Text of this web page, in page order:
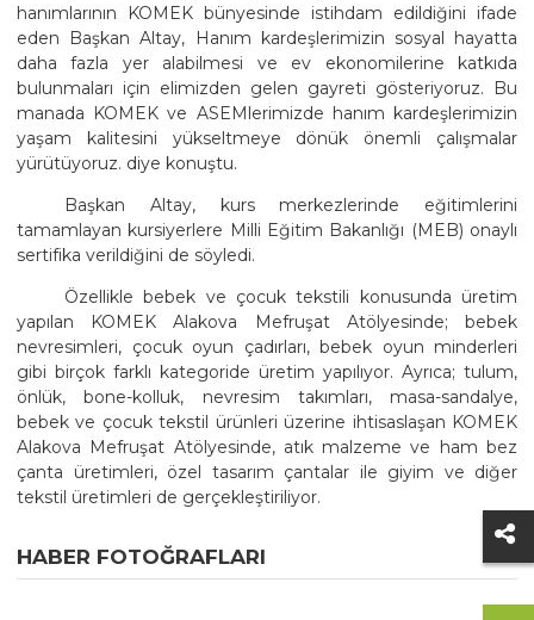
hanımlarının KOMEK bünyesinde istihdam edildiğini ifade
eden Başkan Altay, Hanım kardeşlerimizin sosyal hayatta
daha fazla yer alabilmesi ve ev ekonomilerine katkıda
bulunmaları için elimizden gelen gayreti gösteriyoruz. Bu
manada KOMEK ve ASEMlerimizde hanım kardeşlerimizin
yaşam kalitesini yükseltmeye dönük önemli çalışmalar
yürütüyoruz. diye konuştu.
Başkan Altay, kurs merkezlerinde eğitimlerini
tamamlayan kursiyerlere Milli Eğitim Bakanlığı (MEB) onaylı
sertifika verildiğini de söyledi.
Özellikle bebek ve çocuk tekstili konusunda üretim
yapılan KOMEK Alakova Mefruşat Atölyesinde; bebek
nevresimleri, çocuk oyun çadırları, bebek oyun minderleri
gibi birçok farklı kategoride üretim yapılıyor. Ayrıca; tulum,
önlük, bone-kolluk, nevresim takımları, masa-sandalye,
bebek ve çocuk tekstil ürünleri üzerine ihtisaslaşan KOMEK
Alakova Mefruşat Atölyesinde, atık malzeme ve ham bez
çanta üretimleri, özel tasarım çantalar ile giyim ve diğer
tekstil üretimleri de gerçekleştiriliyor.
HABER FOTOĞRAFLARI